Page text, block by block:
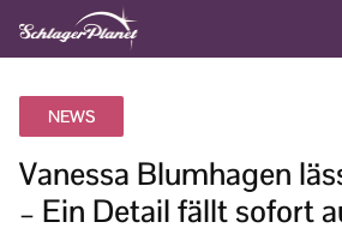
NEWS
Vanessa Blumhagen
– Ein Detail fällt sofort